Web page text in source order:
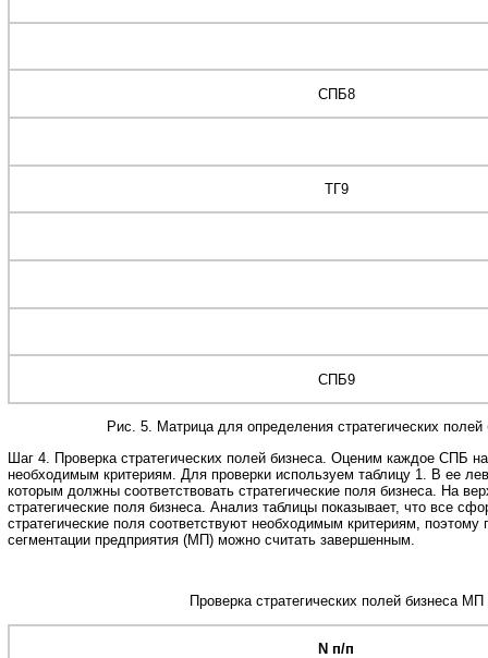
СПБ8
ТГ9
СПБ9
Рис. 5. Матрица для определения стратегических
Шаг 4. Проверка стратегических полей бизнеса. Оценим каждое СПБ на
необходимым критериям. Для проверки используем таблицу 1. В ее
которым должны соответствовать стратегические поля бизнеса. На
стратегические поля бизнеса. Анализ таблицы показывает, что все
стратегические поля соответствуют необходимым критериям, поэтому
сегментации предприятия (МП) можно считать завершенным.
Проверка стратегических полей бизнеса МП
N п/п